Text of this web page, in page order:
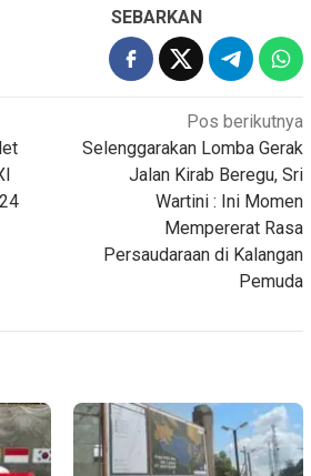
SEBARKAN
Pos berikutnya
Selenggarakan Lomba Gerak
Jalan Kirab Beregu, Sri
Wartini : Ini Momen
Mempererat Rasa
Persaudaraan di Kalangan
Pemuda